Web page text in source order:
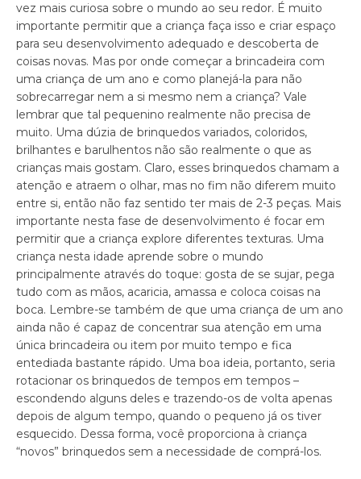
vez mais curiosa sobre o mundo ao seu redor. É muito
importante permitir que a criança faça isso e criar espaço
para seu desenvolvimento adequado e descoberta de
coisas novas. Mas por onde começar a brincadeira com
uma criança de um ano e como planejá-la para não
sobrecarregar nem a si mesmo nem a criança? Vale
lembrar que tal pequenino realmente não precisa de
muito. Uma dúzia de brinquedos variados, coloridos,
brilhantes e barulhentos não são realmente o que as
crianças mais gostam. Claro, esses brinquedos chamam a
atenção e atraem o olhar, mas no fim não diferem muito
entre si, então não faz sentido ter mais de 2-3 peças. Mais
importante nesta fase de desenvolvimento é focar em
permitir que a criança explore diferentes texturas. Uma
criança nesta idade aprende sobre o mundo
principalmente através do toque: gosta de se sujar, pega
tudo com as mãos, acaricia, amassa e coloca coisas na
boca. Lembre-se também de que uma criança de um ano
ainda não é capaz de concentrar sua atenção em uma
única brincadeira ou item por muito tempo e fica
entediada bastante rápido. Uma boa ideia, portanto, seria
rotacionar os brinquedos de tempos em tempos –
escondendo alguns deles e trazendo-os de volta apenas
depois de algum tempo, quando o pequeno já os tiver
esquecido. Dessa forma, você proporciona à criança
“novos” brinquedos sem a necessidade de comprá-los.